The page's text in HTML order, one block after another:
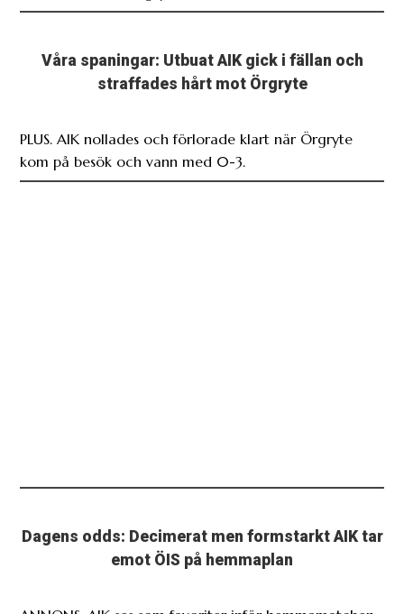
Våra spaningar: Utbuat AIK gick i fällan och
straffades hårt mot Örgryte
PLUS. AIK nollades och förlorade klart när Örgryte
kom på besök och vann med 0-3.
Dagens odds: Decimerat men formstarkt AIK tar
emot ÖIS på hemmaplan